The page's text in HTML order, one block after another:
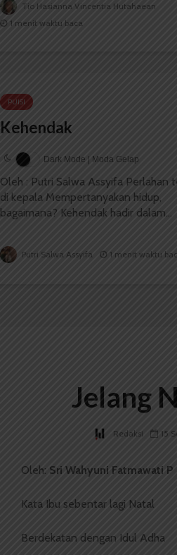
Tio Hasianna Vincentia Hutahaean
1 menit waktu baca
PUISI
Kehendak
Dark Mode | Moda Gelap
Oleh : Putri Salwa Assyifa Perlahan
di kepala Mempertanyakan hidup,
bagaimana? Kehendak hadir dalam...
Putri Salwa Assyifa 1 menit waktu
Jelang
Redaksi 15
Oleh: Sri Wahyuni Fatmawati P
Kata Ibu sebentar lagi Natal
Berdekatan dengan Idul Adha